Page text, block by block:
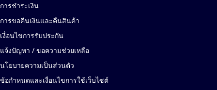
การชำระเงิน
การขอคืนเงินและคืนสินค้า
เงื่อนไขการรับประกัน
แจ้งปัญหา / ขอความช่วยเหลือ
นโยบายความเป็นส่วนตัว
ข้อกำหนดและเงื่อนไขการใช้เว็บไซต์